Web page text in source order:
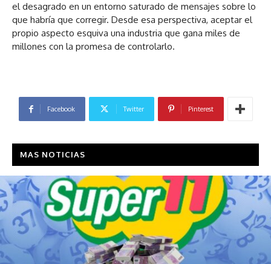
el desagrado en un entorno saturado de mensajes sobre lo
que habría que corregir. Desde esa perspectiva, aceptar el
propio aspecto esquiva una industria que gana miles de
millones con la promesa de controlarlo.
Facebook Twitter Pinterest
MAS NOTICIAS